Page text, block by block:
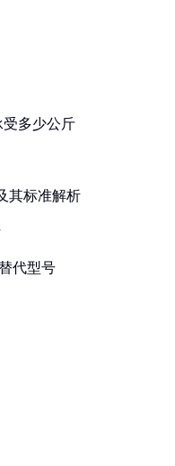
多少公斤
其标准解析
代型号